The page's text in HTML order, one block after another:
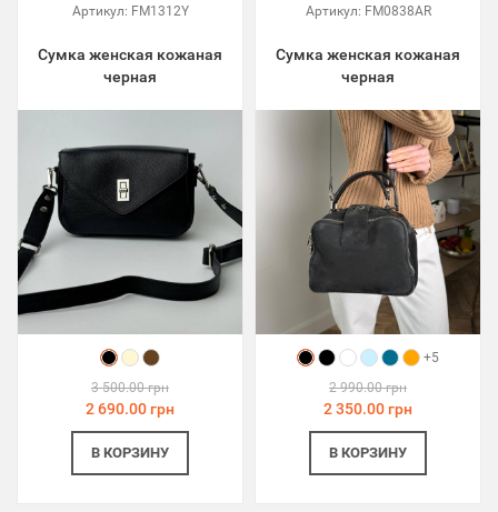
Артикул: FM1312Y
Сумка женская кожаная
черная
3 500.00 грн
2 690.00 грн
В КОРЗИНУ
Артикул: FM0838AR
Сумка женская кожаная
черная
+5
2 990.00 грн
2 350.00 грн
В КОРЗИНУ